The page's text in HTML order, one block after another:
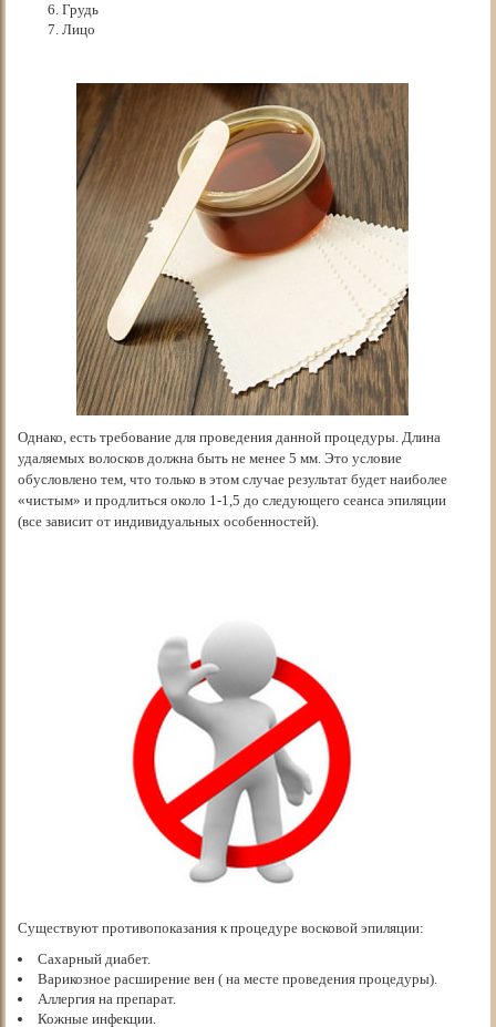
Грудь
Лицо
Однако, есть требование для проведения данной процедуры. Длина
удаляемых волосков должна быть не менее 5 мм. Это условие
обусловлено тем, что только в этом случае результат будет наиболее
«чистым» и продлиться около 1-1,5 до следующего сеанса эпиляции
(все зависит от индивидуальных особенностей).
Существуют противопоказания к процедуре восковой эпиляции:
Сахарный диабет.
Варикозное расширение вен ( на месте проведения процедуры).
Аллергия на препарат.
Кожные инфекции.